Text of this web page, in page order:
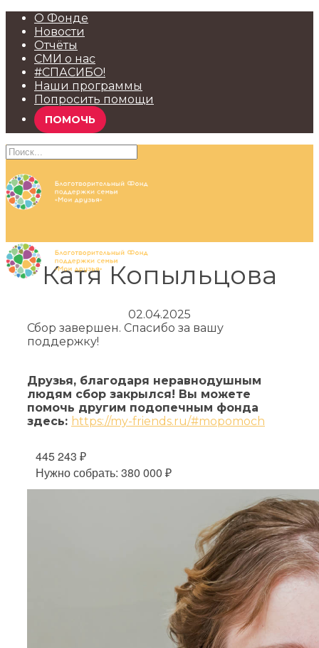
О Фонде
Новости
Отчёты
СМИ о нас
#СПАСИБО!
Наши программы
Попросить помощи
ПОМОЧЬ
Катя Копыльцова
02.04.2025
Сбор завершен. Спасибо за вашу
поддержку!
Друзья, благодаря неравнодушным
людям сбор закрылся! Вы можете
помочь другим подопечным фонда
здесь: https://my-friends.ru/#mopomoch
445 243 ₽
Нужно собрать: 380 000 ₽